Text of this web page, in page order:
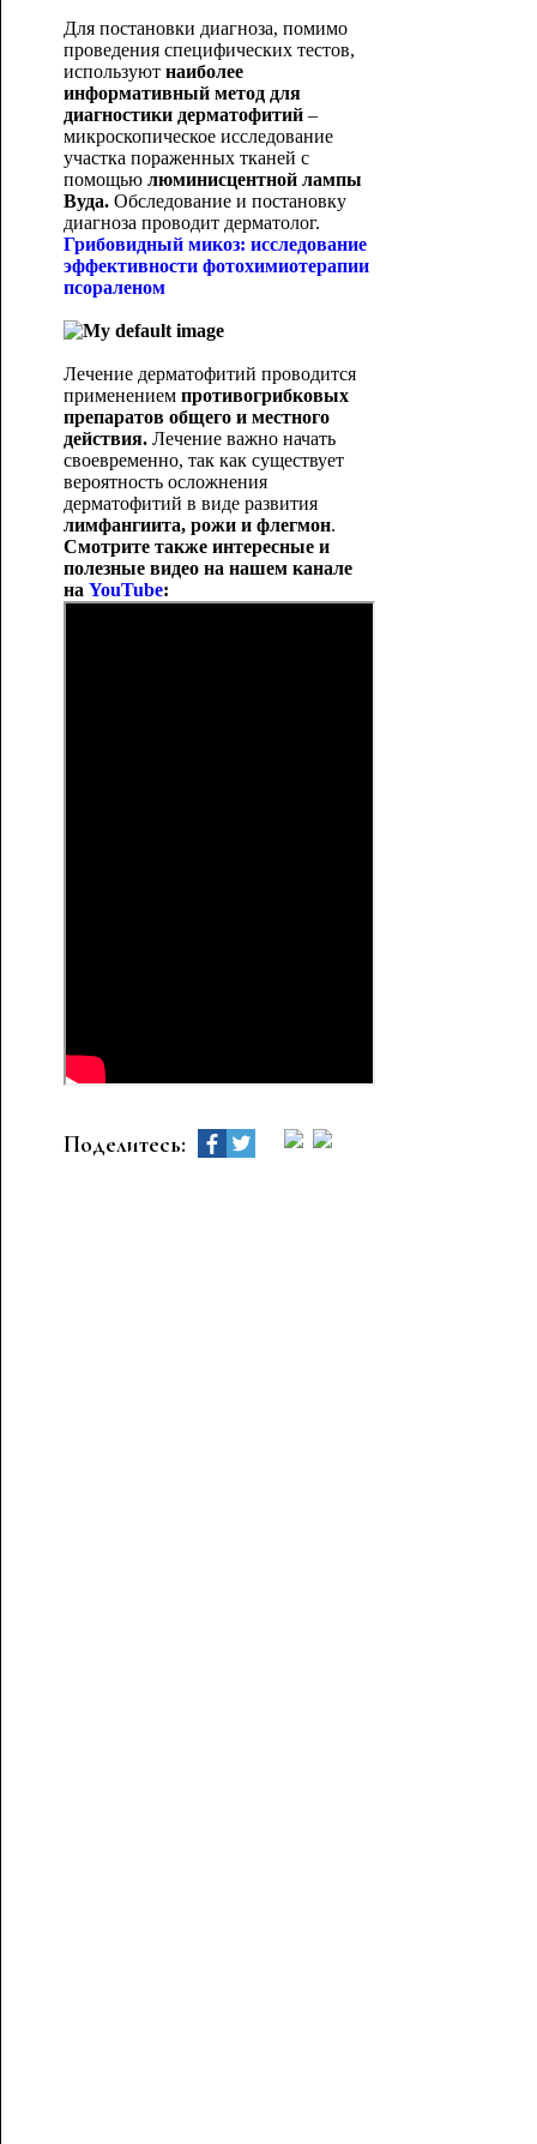
Для постановки диагноза, помимо
проведения специфических тестов,
используют наиболее
информативный метод для
диагностики дерматофитий–
микроскопическое исследование
участка пораженных тканей с
помощью люминисцентной лампы
Вуда.Обследование и постановку
диагноза проводит дерматолог.
Грибовидный микоз: исследование
эффективности фотохимиотерапии
псораленом
Лечение дерматофитий проводится
применением противогрибковых
препаратов общего и местного
действия. Лечение важно начать
своевременно, так как существует
вероятность осложнения
дерматофитий в виде развития
лимфангиита, рожи и флегмон.
Смотрите также интересные и
полезные видео на нашем канале
на YouTube:
Поделитесь: